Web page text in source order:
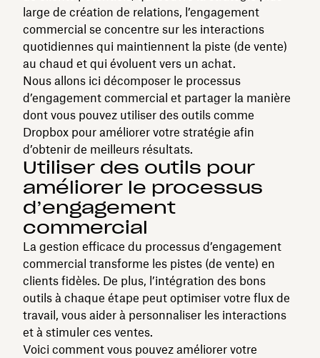
large de création de relations, l’engagement
commercial se concentre sur les interactions
quotidiennes qui maintiennent la piste (de vente)
au chaud et qui évoluent vers un achat.
Nous allons ici décomposer le processus
d’engagement commercial et partager la manière
dont vous pouvez utiliser des outils comme
Dropbox pour améliorer votre stratégie afin
d’obtenir de meilleurs résultats.
Utiliser des outils pour
améliorer le processus
d’engagement
commercial
La gestion efficace du processus d’engagement
commercial transforme les pistes (de vente) en
clients fidèles. De plus, l’intégration des bons
outils à chaque étape peut optimiser votre flux de
travail, vous aider à personnaliser les interactions
et à stimuler ces ventes.
Voici comment vous pouvez améliorer votre